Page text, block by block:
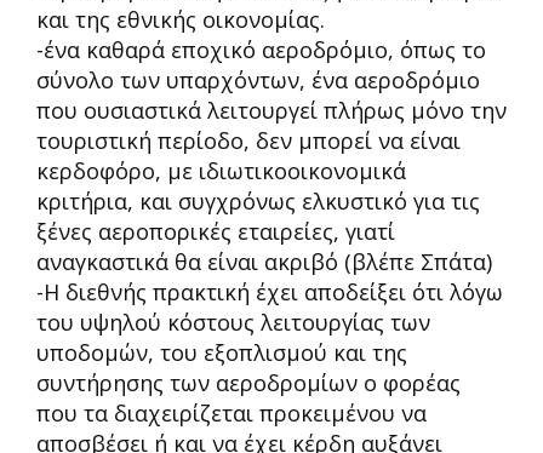
και της εθνικής οικονομίας.
-ένα καθαρά εποχικό αεροδρόμιο, όπως το
σύνολο των υπαρχόντων, ένα αεροδρόμιο
που ουσιαστικά λειτουργεί πλήρως μόνο την
τουριστική περίοδο, δεν μπορεί να είναι
κερδοφόρο, με ιδιωτικοοικονομικά
κριτήρια, και συγχρόνως ελκυστικό για τις
ξένες αεροπορικές εταιρείες, γιατί
αναγκαστικά θα είναι ακριβό (βλέπε Σπάτα)
-Η διεθνής πρακτική έχει αποδείξει ότι λόγω
του υψηλού κόστους λειτουργίας των
υποδομών, του εξοπλισμού και της
συντήρησης των αεροδρομίων ο φορέας
που τα διαχειρίζεται προκειμένου να
αποσβέσει ή και να έχει κέρδη αυξάνει